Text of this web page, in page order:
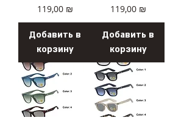
Цена
119,00 ₪
Добавить в
корзину
Цена
119,00 ₪
Добавить в
корзину